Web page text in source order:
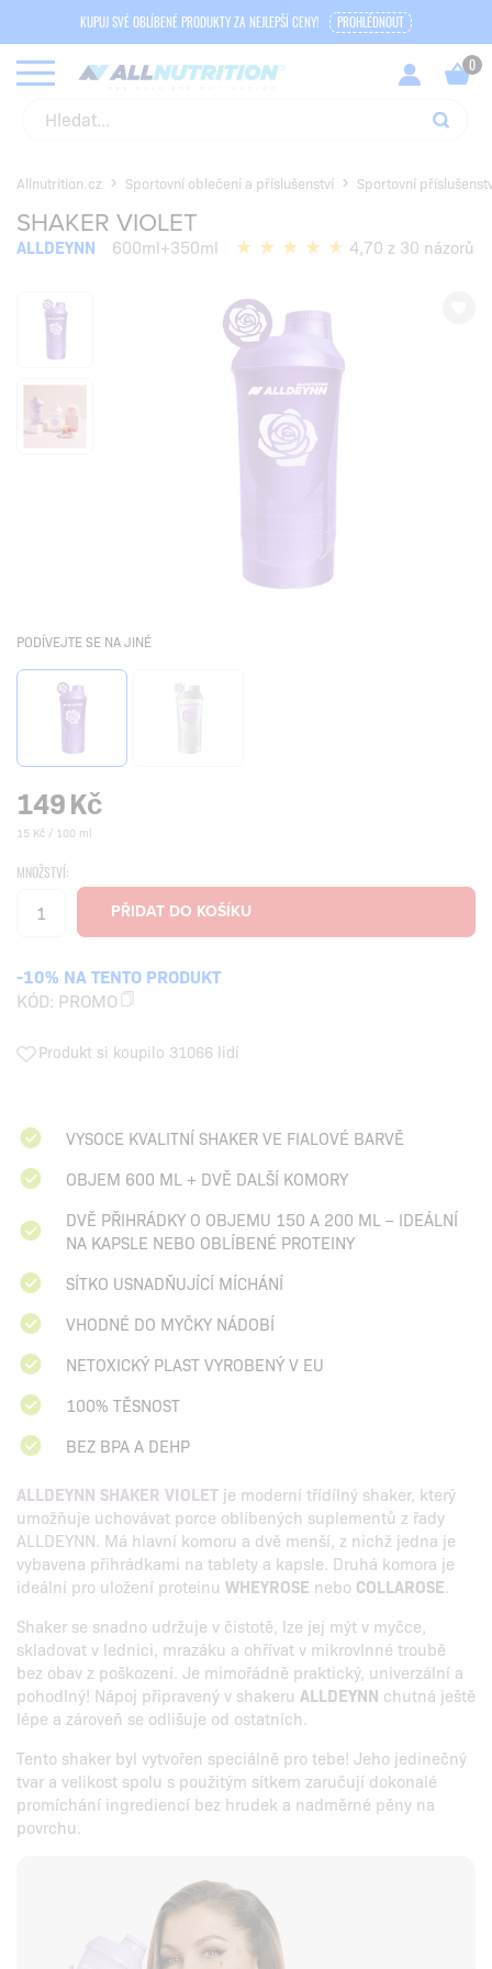
KUPUJ SVÉ OBLÍBENÉ PRODUKTY ZA NEJLEPŠÍ CENY! PROHLÉDNOUT
Allnutrition.cz Sportovní oblečení a příslušenství Sportovní
SHAKER VIOLET
ALLDEYNN 600ml+350ml 4,70 z 30 názorů
PODÍVEJTE SE NA JINÉ
149Kč
15 Kč / 100 ml
MNOŽSTVÍ:
-10% NA TENTO PRODUKT
KÓD: PROMO
Produkt si koupilo 31066 lidí
VYSOCE KVALITNÍ SHAKER VE FIALOVÉ BARVĚ
OBJEM 600 ML + DVĚ DALŠÍ KOMORY
DVĚ PŘIHRÁDKY O OBJEMU 150 A 200 ML – IDEÁLNÍ
NA KAPSLE NEBO OBLÍBENÉ PROTEINY
SÍTKO USNADŇUJÍCÍ MÍCHÁNÍ
VHODNÉ DO MYČKY NÁDOBÍ
NETOXICKÝ PLAST VYROBENÝ V EU
100% TĚSNOST
BEZ BPA A DEHP
ALLDEYNN SHAKER VIOLET je moderní třídílný shaker, který
umožňuje uchovávat porce oblíbených suplementů z řady
ALLDEYNN. Má hlavní komoru a dvě menší, z nichž jedna je
vybavena přihrádkami na tablety a kapsle. Druhá komora je
ideální pro uložení proteinu WHEYROSE nebo COLLAROSE
Shaker se snadno udržuje v čistotě, lze jej mýt v myčce,
skladovat v lednici, mrazáku a ohřívat v mikrovlnné troubě
bez obav z poškození. Je mimořádně praktický, univerzální a
pohodlný! Nápoj připravený v shakeru ALLDEYNN chutná ještě
lépe a zároveň se odlišuje od ostatních.
Tento shaker byl vytvořen speciálně pro tebe! Jeho jedinečný
tvar a velikost spolu s použitým sítkem zaručují dokonalé
promíchání ingrediencí bez hrudek a nadměrné pěny na
povrchu.